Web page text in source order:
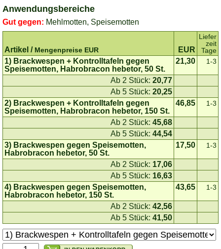
Anwendungsbereiche
Gut gegen: Mehlmotten, Speisemotten
Artikel / Mengenpreise EUR EUR
Liefer
zeit
Tage
1) Brackwespen + Kontrolltafeln gegen
Speisemotten, Habrobracon hebetor, 50 St.
21,30 1-3
Ab 2 Stück: 20,77
Ab 5 Stück: 20,25
2) Brackwespen + Kontrolltafeln gegen
Speisemotten, Habrobracon hebetor, 150 St.
46,85 1-3
Ab 2 Stück: 45,68
Ab 5 Stück: 44,54
3) Brackwespen gegen Speisemotten,
Habrobracon hebetor, 50 St.
17,50 1-3
Ab 2 Stück: 17,06
Ab 5 Stück: 16,63
4) Brackwespen gegen Speisemotten,
Habrobracon hebetor, 150 St.
43,65 1-3
Ab 2 Stück: 42,56
Ab 5 Stück: 41,50